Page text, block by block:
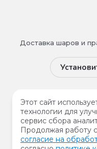
Доставка шаров и
Этот сайт
технологии для
сервис сбора
Продолжая работу
согласие на